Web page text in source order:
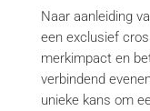
Naar aanleiding
een exclusief
merkimpact en
verbindend
unieke kans om